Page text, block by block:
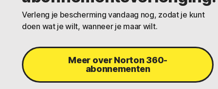
Gratis proberen
Nederland
Aanmelden
Verleng je bescherming vandaag nog, zodat je kunt
doen wat je wilt, wanneer je maar wilt.
Meer over Norton 360-
abonnementen